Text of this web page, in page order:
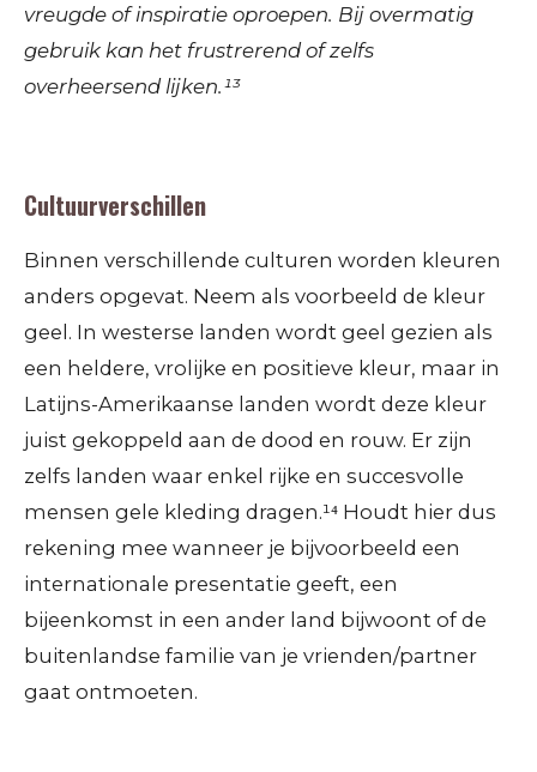
vreugde of inspiratie oproepen. Bij overmatig
gebruik kan het frustrerend of zelfs
overheersend lijken.¹³
Cultuurverschillen
Binnen verschillende culturen worden kleuren
anders opgevat. Neem als voorbeeld de kleur
geel. In westerse landen wordt geel gezien als
een heldere, vrolijke en positieve kleur, maar in
Latijns-Amerikaanse landen wordt deze kleur
juist gekoppeld aan de dood en rouw. Er zijn
zelfs landen waar enkel rijke en succesvolle
mensen gele kleding dragen.¹⁴ Houdt hier dus
rekening mee wanneer je bijvoorbeeld een
internationale presentatie geeft, een
bijeenkomst in een ander land bijwoont of de
buitenlandse familie van je vrienden/partner
gaat ontmoeten.